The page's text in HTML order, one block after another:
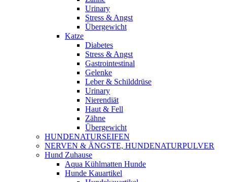
Urinary
Stress & Angst
Übergewicht
Katze
Diabetes
Stress & Angst
Gastrointestinal
Gelenke
Leber & Schilddrüse
Urinary
Nierendiät
Haut & Fell
Zähne
Übergewicht
HUNDENATURSEIFEN
NERVEN & ÄNGSTE, HUNDENATURPULVER
Hund Zuhause
Aqua Kühlmatten Hunde
Hunde Kauartikel